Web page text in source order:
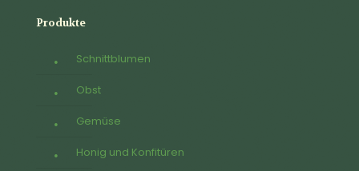
Produkte
Schnittblumen
Obst
Gemüse
Honig und Konfitüren